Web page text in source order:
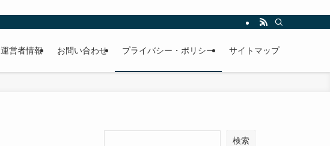
運営者情報 お問い合わせ プライバシー・ポリシー サイトマップ
検索